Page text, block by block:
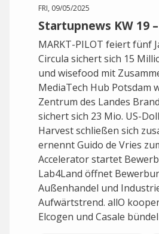
FRI, 09/05/2025
Startupnews KW 19
MARKT-PILOT feiert fünf
Circula sichert sich 15
und wisefood mit
MediaTech Hub Potsdam
Zentrum des Landes
sichert sich 23 Mio. US-
Harvest schließen sich
ernennt Guido de Vries
Accelerator startet
Lab4Land öffnet
Außenhandel und
Aufwärtstrend. allO
Elcogen und Casale